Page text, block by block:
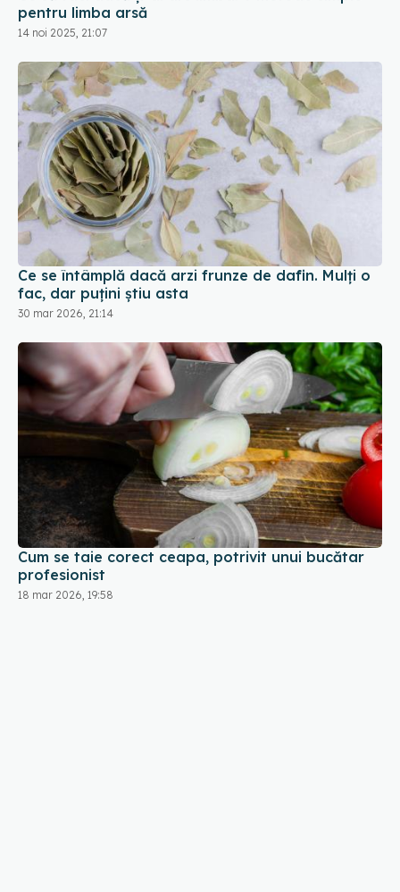
Ce se întâmplă dacă arzi frunze de dafin. Mulți o
fac, dar puțini știu asta
30 mar 2026, 21:14
Cum se taie corect ceapa, potrivit unui bucătar
profesionist
18 mar 2026, 19:58